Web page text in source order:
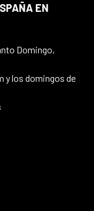
EN
Domingo,
y los domingos de